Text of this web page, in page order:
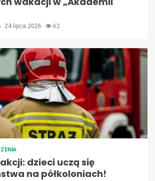
24 lipca 2026 62
dzieci uczą się
na półkoloniach!